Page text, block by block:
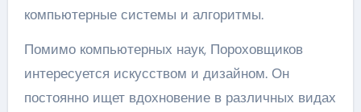
компьютерные системы и алгоритмы.
Помимо компьютерных наук, Пороховщиков
интересуется искусством и дизайном. Он
постоянно ищет вдохновение в различных видах